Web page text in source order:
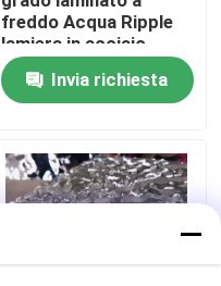
freddo Acqua Ripple
lamiera in acciaio
inossidabile con
colore PVDInvia richiesta